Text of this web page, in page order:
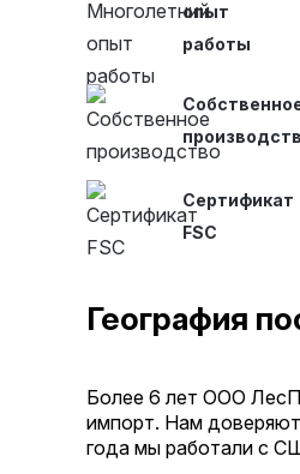
опыт
работы
Сертификат
FSC
География
Более 6 лет ООО
импорт. Нам
года мы работали с